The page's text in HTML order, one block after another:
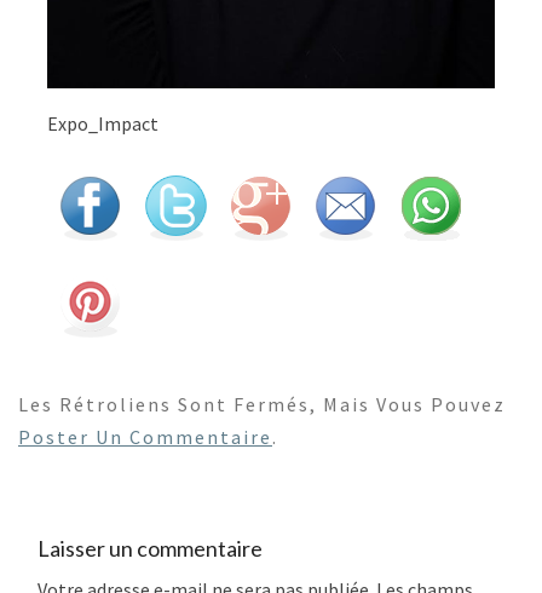
Expo_Impact
Les Rétroliens Sont Fermés, Mais Vous Pouvez
Poster Un Commentaire .
Laisser un commentaire